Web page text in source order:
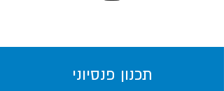
תכנון פנסיוני